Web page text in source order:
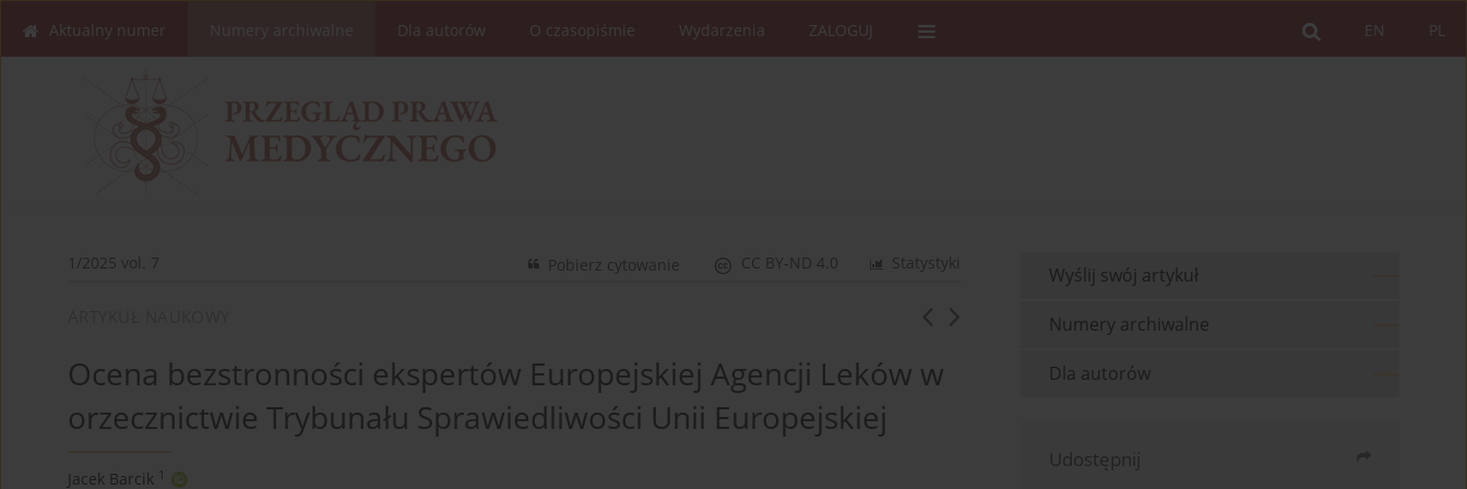
PL
EN
Aktualny numer Dla autorów O czasopiśmie Wydarzenia ZALOGUJ
1/2025 vol. 7 Statystyki
CC BY-ND 4.0
Pobierz cytowanie
Ocena bezstronności ekspertów Europejskiej Agencji Leków w
orzecznictwie Trybunału Sprawiedliwości Unii Europejskiej
Jacek Barcik 1
Wyślij swój artykuł
Numery archiwalne
Dla autorów
Udostępnij